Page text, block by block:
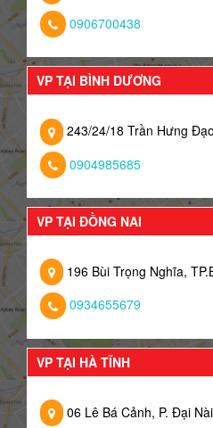
0906700438
VP TẠI BÌNH DƯƠNG
243/24/18 Trần Hưng
0904985685
VP TẠI ĐỒNG NAI
196 Bùi Trọng Nghĩa,
0934655679
VP TẠI HÀ TĨNH
06 Lê Bá Cảnh, P. Đại